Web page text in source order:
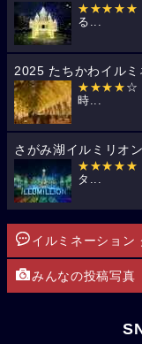
★★★★★
る...
2025 たちかわイルミ
★★★★ ☆
時...
さがみ湖イルミリオン
★★★★★
タ...
イルミネーション
みんなの投稿写真